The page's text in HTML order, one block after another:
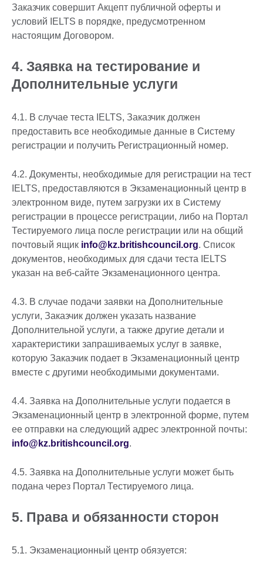
Заказчик совершит Акцепт публичной оферты и
условий IELTS в порядке, предусмотренном
настоящим Договором.
4. Заявка на тестирование и
Дополнительные услуги
4.1. В случае теста IELTS, Заказчик должен
предоставить все необходимые данные в Систему
регистрации и получить Регистрационный номер.
4.2. Документы, необходимые для регистрации на тест
IELTS, предоставляются в Экзаменационный центр в
электронном виде, путем загрузки их в Систему
регистрации в процессе регистрации, либо на Портал
Тестируемого лица после регистрации или на общий
почтовый ящик info@kz.britishcouncil.org. Список
документов, необходимых для сдачи теста IELTS
указан на веб-сайте Экзаменационного центра.
4.3. В случае подачи заявки на Дополнительные
услуги, Заказчик должен указать название
Дополнительной услуги, а также другие детали и
характеристики запрашиваемых услуг в заявке,
которую Заказчик подает в Экзаменационный центр
вместе с другими необходимыми документами.
4.4. Заявка на Дополнительные услуги подается в
Экзаменационный центр в электронной форме, путем
ее отправки на следующий адрес электронной почты:
info@kz.britishcouncil.org.
4.5. Заявка на Дополнительные услуги может быть
подана через Портал Тестируемого лица.
5. Права и обязанности сторон
5.1. Экзаменационный центр обязуется: